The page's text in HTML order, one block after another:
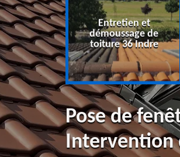
36 Indre
Entretien et
démoussage de
toiture 36 Indre
Pose de
Intervention